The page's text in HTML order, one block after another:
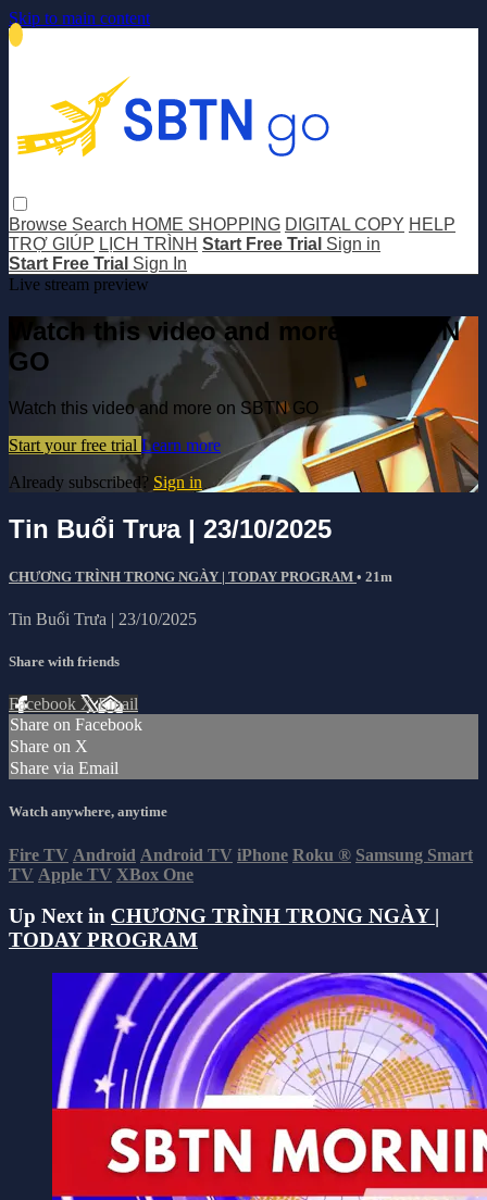
Skip to main content
Browse Search HOME SHOPPING DIGITAL COPY HELP
TRỢ GIÚP LỊCH TRÌNH Start Free Trial Sign in
Start Free Trial Sign In
Live stream preview
Watch this video and more on SBTN
GO
Watch this video and more on SBTN GO
Start your free trial Learn more
Already subscribed? Sign in
Tin Buổi Trưa | 23/10/2025
CHƯƠNG TRÌNH TRONG NGÀY | TODAY PROGRAM • 21m
Tin Buổi Trưa | 23/10/2025
Share with friends
Facebook XEmail
Share on Facebook
Share on X
Share via Email
Watch anywhere, anytime
Fire TV Android Android TV iPhone Roku ® Samsung Smart
TV Apple TV XBox One
Up Next in CHƯƠNG TRÌNH TRONG NGÀY |
TODAY PROGRAM